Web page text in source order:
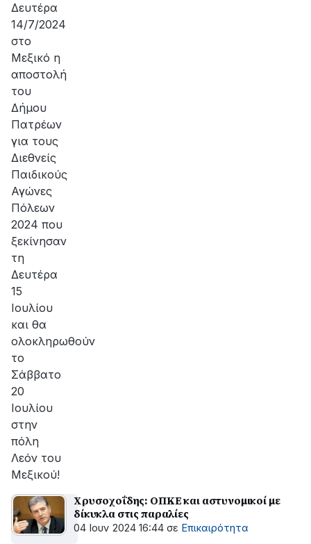
Δευτέρα
14/7/2024
στο
Μεξικό η
αποστολή
του
Δήμου
Πατρέων
για τους
Διεθνείς
Παιδικούς
Αγώνες
Πόλεων
2024 που
ξεκίνησαν
τη
Δευτέρα
15
Ιουλίου
και θα
ολοκληρωθούν
το
Σάββατο
20
Ιουλίου
στην
πόλη
Λεόν του
Μεξικού!
Χρυσοχοΐδης: ΟΠΚΕ και αστυνομικοί με
δίκυκλα στις παραλίες
04 Ιουν 2024 16:44 σε Επικαιρότητα